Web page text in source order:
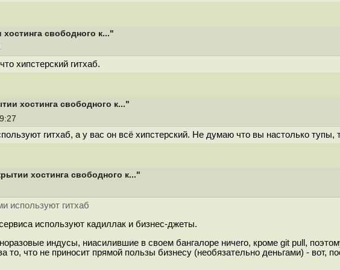
свободного к..."
хипстерский гитхаб.
хостинга свободного к..."
гитхаб, а у вас он всё хипстерский. Не думаю что вы настолько тупы,
хостинга свободного к..."
используют гитхаб
используют кадиллак и бизнес-джеты.
индусы, ниасилившие в своем бангалоре ничего, кроме git pull,
то, что не приносит прямой пользы бизнесу (необязательно деньгами) - вот,